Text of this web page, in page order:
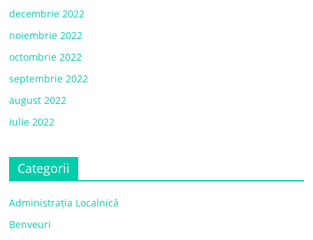
decembrie 2022
noiembrie 2022
octombrie 2022
septembrie 2022
august 2022
iulie 2022
Categorii
Administrația Localnică
Benveuri